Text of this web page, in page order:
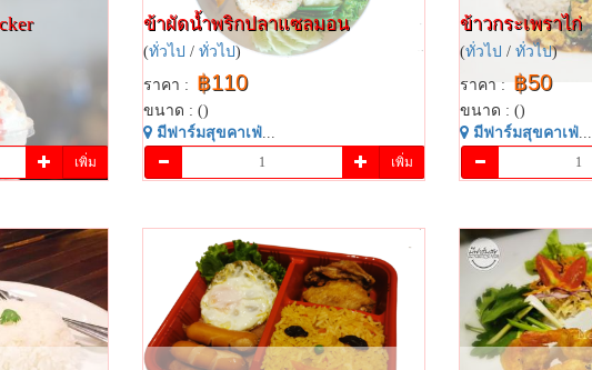
เพิ่ม
ข้าผัดน้ำพริกปลา​แซลมอน​
(ทั่วไป / ทั่วไป)
ราคา : ฿110
ขนาด : ()
มี​ฟาร์​มสุข​คาเฟ่​ ...
เพิ่ม
ข้าวกระเพราไก่
(ทั่วไป / ทั่วไป)
ราคา : ฿50
ขนาด : ()
มี​ฟาร์​มสุข​คาเฟ่​ ...